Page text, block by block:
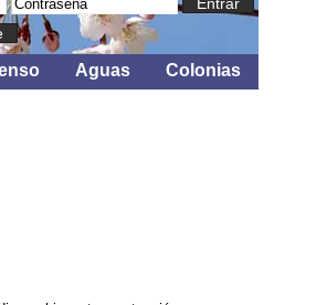
Aguas Colonias